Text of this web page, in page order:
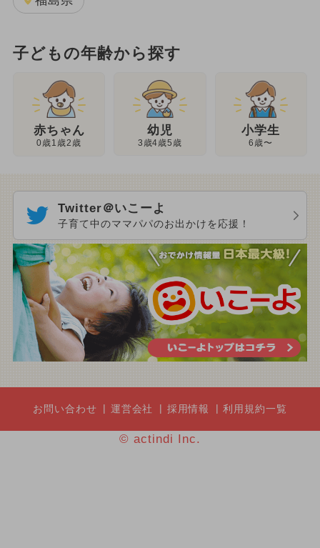
子どもの年齢から探す
赤ちゃん
0歳1歳2歳
幼児
3歳4歳5歳
小学生
6歳〜
Twitter＠いこーよ
子育て中のママパパのお出かけを応援！
お問い合わせ 運営会社 採用情報 利用規約一覧
© actindi Inc.